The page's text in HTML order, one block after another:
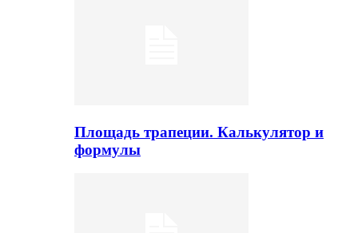
Площадь трапеции. Калькулятор и
формулы